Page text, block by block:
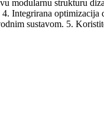
modularnu strukturu
Integrirana
sustavom. 5.